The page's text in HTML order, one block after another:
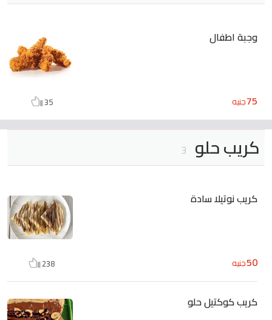
وجبة اطفال
75جنيه 35
كريب حلو 3
كريب نوتيلا سادة
50جنيه 238
كريب كوكتيل حلو